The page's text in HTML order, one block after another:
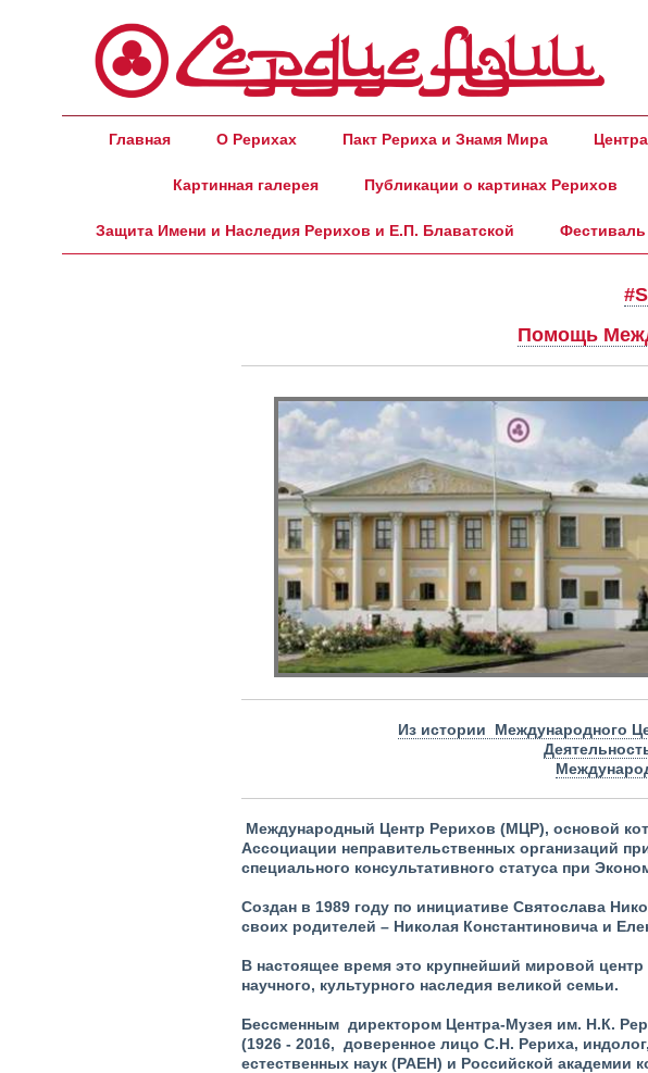
Главная О Рерихах Пакт Рериха и Знамя Мира
Картинная галерея Публикации о картинах Рерихов
Защита Имени и Наследия Рерихов и Е.П. Блаватской
Помощь
Из истории Международного
Международный Центр Рерихов (МЦР), основой
Ассоциации неправительственных организаций
специального консультативного статуса при
Создан в 1989 году по инициативе Святослава
своих родителей – Николая Константиновича и
В настоящее время это крупнейший мировой
научного, культурного наследия великой семьи.
Бессменным директором Центра-Музея им. Н.К.
(1926 - 2016, доверенное лицо С.Н. Рериха,
естественных наук (РАЕН) и Российской академии